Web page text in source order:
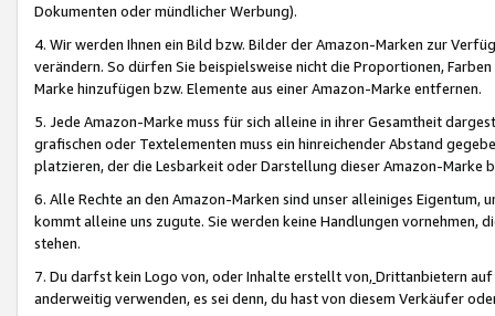
Dokumenten oder mündlicher Werbung).
4. Wir werden Ihnen ein Bild bzw. Bilder der Amazon-Marken zur
verändern. So dürfen Sie beispielsweise nicht die Proportionen,
Marke hinzufügen bzw. Elemente aus einer Amazon-Marke entfernen.
5. Jede Amazon-Marke muss für sich alleine in ihrer Gesamtheit
grafischen oder Textelementen muss ein hinreichender Abstand
platzieren, der die Lesbarkeit oder Darstellung dieser Amazon-Marke
6. Alle Rechte an den Amazon-Marken sind unser alleiniges
kommt alleine uns zugute. Sie werden keine Handlungen vornehmen,
stehen.
7. Du darfst kein Logo von, oder Inhalte erstellt von,Drittanbietern auf
anderweitig verwenden, es sei denn, du hast von diesem Verkäufer